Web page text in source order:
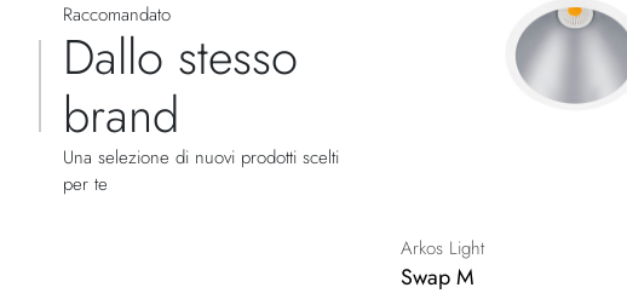
Raccomandato
Dallo stesso
brand
Una selezione di nuovi prodotti scelti
per te
Arkos Light
Swap M